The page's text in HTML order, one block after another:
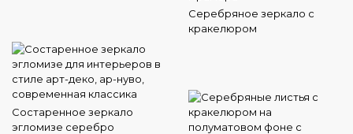
Серебряное зеркало с
кракелюром
Состаренное зеркало
эгломизе серебро